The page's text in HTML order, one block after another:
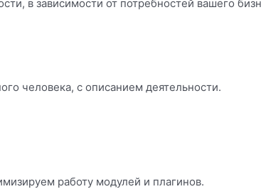
в зависимости от потребностей вашего
человека, с описанием деятельности.
работу модулей и плагинов.